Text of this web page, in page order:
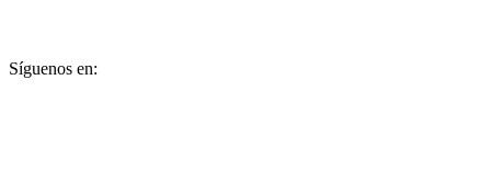
Síguenos en: